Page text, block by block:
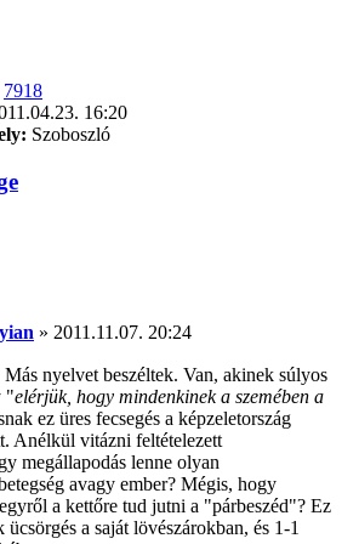
7918
16:20
Szoboszló
» 2011.11.07. 20:24
Más nyelvet beszéltek. Van, akinek súlyos
"elérjük, hogy mindenkinek a szemében a
ez üres fecsegés a képzeletország
Anélkül vitázni feltételezett
megállapodás lenne olyan
avagy ember? Mégis, hogy
a kettőre tud jutni a "párbeszéd"? Ez
ücsörgés a saját lövészárokban, és 1-1